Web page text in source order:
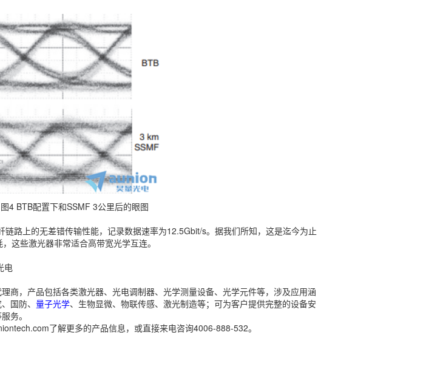
图4 BTB配置下和SSMF 3公里后的眼图
链路上的无差错传输性能，记录数据速率为12.5Gbit/s。据我们所知，这是迄今为止
这些激光器非常适合高带宽光学互连。
电
商，产品包括各类激光器、光电调制器、光学测量设备、光学元件等，涉及应用涵
国防、 量子光学、生物显微、物联传感、激光制造等；可为客户提供完整的设备安
务。
了解更多的产品信息，或直接来电咨询4006-888-532。